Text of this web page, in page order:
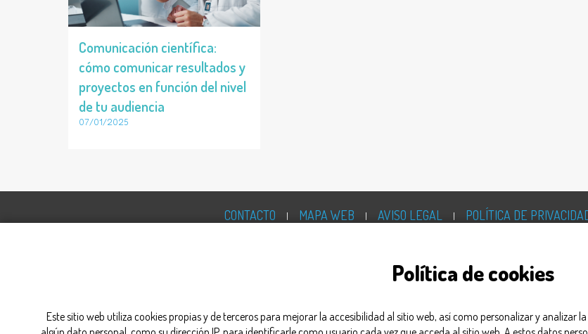
Comunicación científica:
cómo comunicar resultados y
proyectos en función del nivel
de tu audiencia
07/01/2025
CONTACTO MAPA WEB AVISO LEGAL POLÍTICA DE
Política de cookies
Este sitio web utiliza cookies propias y de terceros para mejorar la accesibilidad al sitio web, así como personalizar y analizar